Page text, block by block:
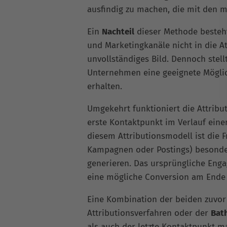
ausfindig zu machen, die mit den
Ein Nachteil dieser Methode
und Marketingkanäle nicht in die
unvollständiges Bild. Dennoch
Unternehmen eine geeignete
erhalten.
Umgekehrt funktioniert die
erste Kontaktpunkt im Verlauf
diesem Attributionsmodell ist die
Kampagnen oder Postings)
generieren. Das ursprüngliche
eine mögliche Conversion am
Eine Kombination der beiden
Attributionsverfahren oder der